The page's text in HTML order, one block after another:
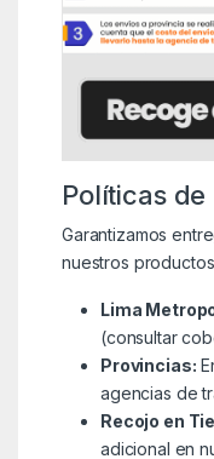
Políticas
Garantizamos
nuestros
Lima
(consultar
Provincias:
agencias de
Recojo en
adicional en